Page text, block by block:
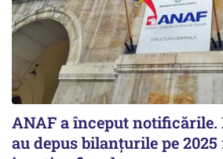
ANAF a început notificările.
au depus bilanțurile pe